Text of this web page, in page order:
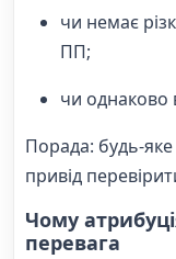
чи немає
ПП;
чи однаково
Порада: будь-яке
привід
Чому
перевага